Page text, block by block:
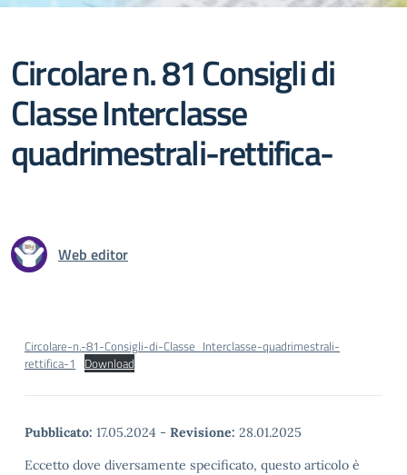
Circolare n. 81 Consigli di
Classe Interclasse
quadrimestrali-rettifica-
Web editor
Circolare-n.-81-Consigli-di-Classe_Interclasse-quadrimestrali-
rettifica-1
Download
Pubblicato: 17.05.2024 - Revisione: 28.01.2025
Eccetto dove diversamente specificato, questo articolo è